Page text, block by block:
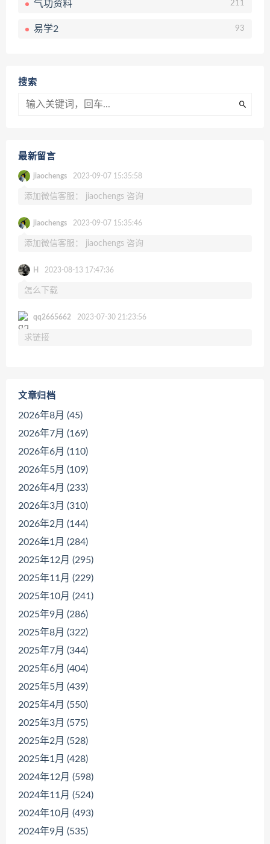
气功资料 211
易学2 93
搜索
最新留言
jiaochengs 2023-09-07 15:35:58
添加微信客服： jiaochengs 咨询
jiaochengs 2023-09-07 15:35:46
添加微信客服： jiaochengs 咨询
H 2023-08-13 17:47:36
怎么下载
qq2665662 2023-07-30 21:23:56
求链接
文章归档
2026年8月 (45)
2026年7月 (169)
2026年6月 (110)
2026年5月 (109)
2026年4月 (233)
2026年3月 (310)
2026年2月 (144)
2026年1月 (284)
2025年12月 (295)
2025年11月 (229)
2025年10月 (241)
2025年9月 (286)
2025年8月 (322)
2025年7月 (344)
2025年6月 (404)
2025年5月 (439)
2025年4月 (550)
2025年3月 (575)
2025年2月 (528)
2025年1月 (428)
2024年12月 (598)
2024年11月 (524)
2024年10月 (493)
2024年9月 (535)